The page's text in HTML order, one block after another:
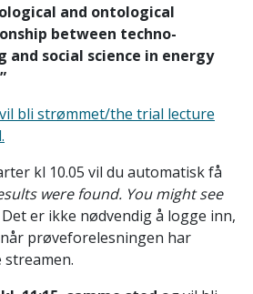
and ontological
between techno-
and social science in energy
bli strømmet/the trial lecture
kl 10.05 vil du automatisk få
were found. You might see
Det er ikke nødvendig å logge inn,
prøveforelesningen har